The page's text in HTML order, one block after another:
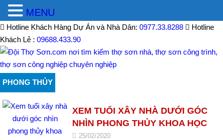
Hotline Khách Hàng Dự Án và Nhà Dân: 0977.33.8288
Hotline
Khách Lẻ : 09688.433.90
PHONG THỦY
XEM TUỔI XÂY NHÀ DƯỚI GÓC
NHÌN PHONG THỦY KHOA HỌC
25/02/2020
MENU